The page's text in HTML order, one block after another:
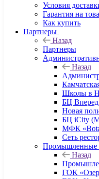
Условия
Гарантия на
Как купить
Партнеры
Назад
Партнеры
Назад
Школы в
БЦ Вперед
Новая
БЦ iCity
МФК
Сеть
Промышленные
Назад
ГОК